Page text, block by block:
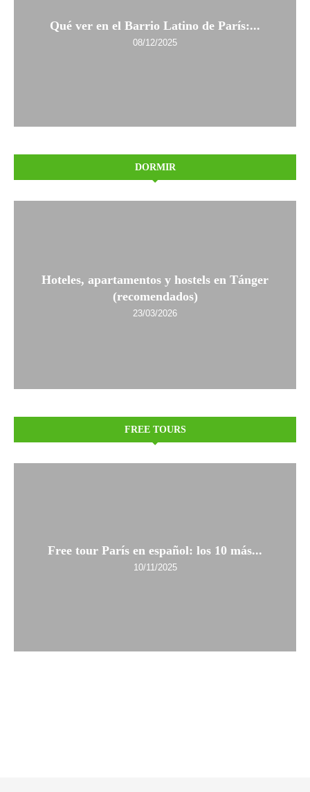
Qué ver en el Barrio Latino de París:...
08/12/2025
DORMIR
Hoteles, apartamentos y hostels en Tánger
(recomendados)
23/03/2026
FREE TOURS
Free tour París en español: los 10 más...
10/11/2025